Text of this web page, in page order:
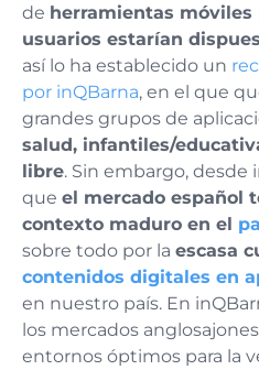
de herramientas móviles
usuarios estarían
así lo ha establecido un
por inQBarna, en el que
grandes grupos de
salud, infantiles/
libre. Sin embargo, desde
que el mercado español
contexto maduro en el
sobre todo por la escasa
contenidos digitales en
en nuestro país. En
los mercados
entornos óptimos para la